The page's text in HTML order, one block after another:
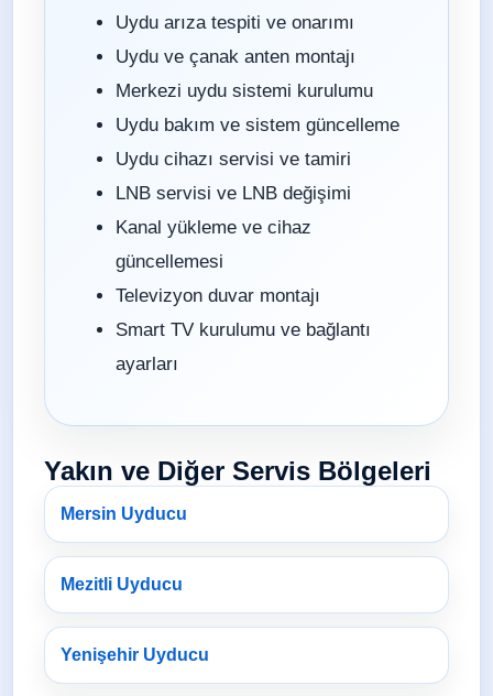
Uydu arıza tespiti ve onarımı
Uydu ve çanak anten montajı
Merkezi uydu sistemi kurulumu
Uydu bakım ve sistem güncelleme
Uydu cihazı servisi ve tamiri
LNB servisi ve LNB değişimi
Kanal yükleme ve cihaz
güncellemesi
Televizyon duvar montajı
Smart TV kurulumu ve bağlantı
ayarları
Yakın ve Diğer Servis Bölgeleri
Mersin Uyducu
Mezitli Uyducu
Yenişehir Uyducu